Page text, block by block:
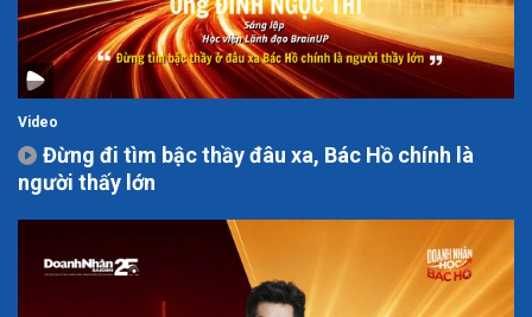
Video
Đừng đi tìm bậc thầy đâu xa, Bác Hồ chính là
người thấy lớn